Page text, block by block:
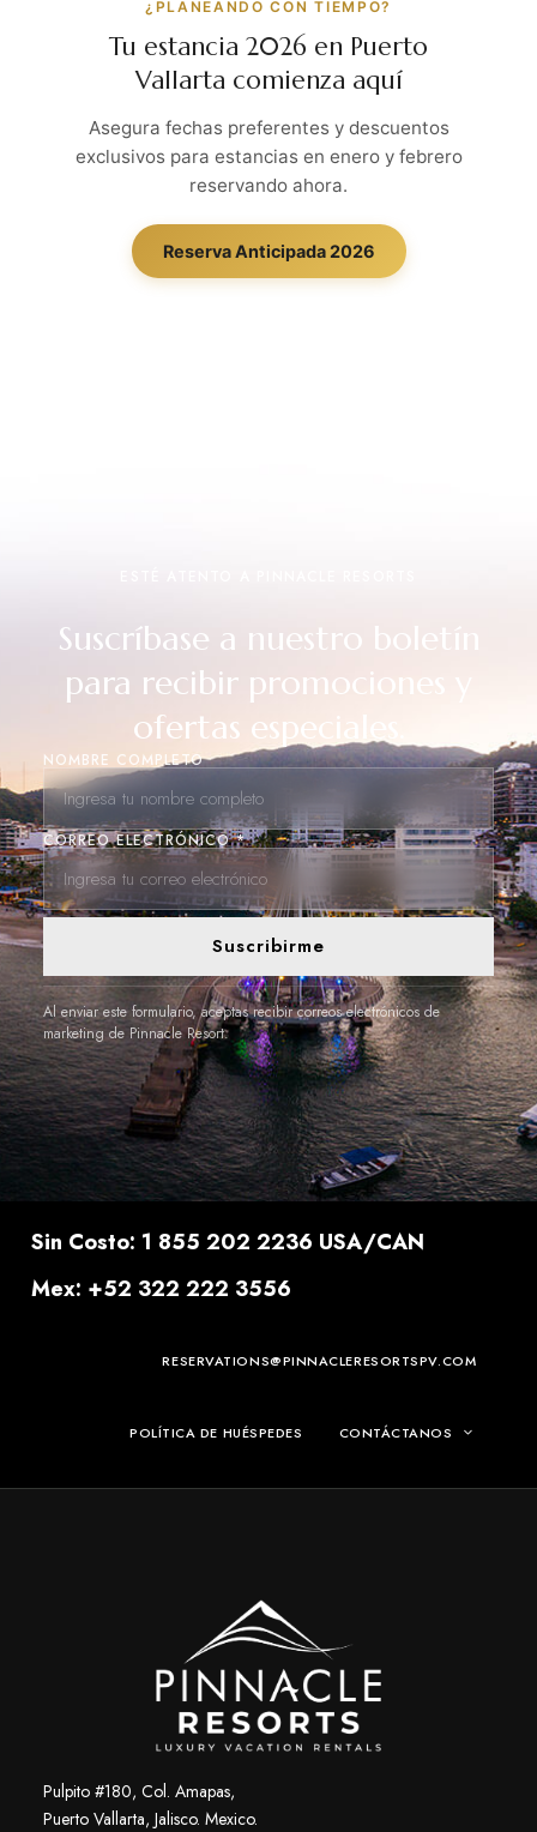
¿PLANEANDO CON TIEMPO?
Tu estancia 2026 en Puerto
Vallarta comienza aquí
Asegura fechas preferentes y descuentos
exclusivos para estancias en enero y febrero
reservando ahora.
Reserva Anticipada 2026
Suscríbase a nuestro boletín
para recibir promociones y
ofertas especiales.
NOMBRE COMPLETO
CORREO ELECTRÓNICO *
Suscribirme
Al enviar este formulario, aceptas recibir correos electrónicos de
marketing de Pinnacle Resort.
Sin Costo: 1 855 202 2236 USA/CAN
Mex: +52 322 222 3556
RESERVATIONS@PINNACLERESORTSPV.COM
POLÍTICA DE HUÉSPEDES CONTÁCTANOS
Pulpito #180, Col. Amapas,
Puerto Vallarta, Jalisco. Mexico.